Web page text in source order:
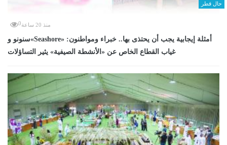
حال قطر
منذ 20 ساعة 0
سنونو و«Seashore» أمثلة إيجابية يجب أن يحتذى بها.. خبراء ومواطنون:
غياب القطاع الخاص عن «الأنشطة الصيفية» يثير التساؤلات